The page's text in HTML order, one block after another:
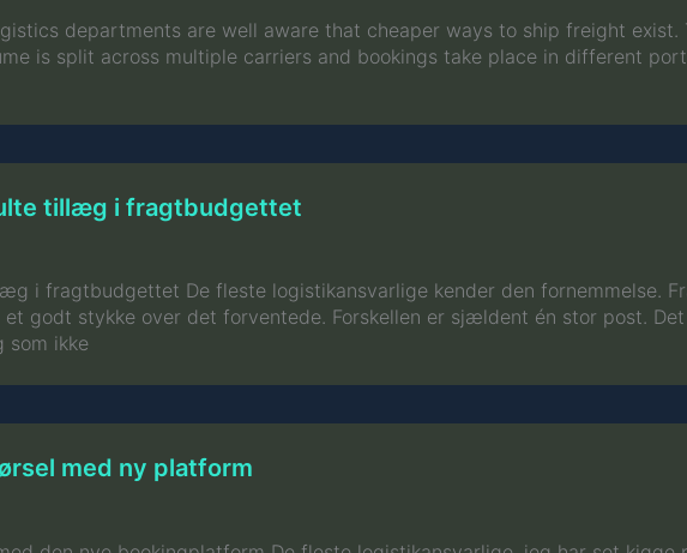
departments are well aware that cheaper ways to ship freight
is split across multiple carriers and bookings take place in different
tillæg i fragtbudgettet
i fragtbudgettet De fleste logistikansvarlige kender den fornemmelse.
godt stykke over det forventede. Forskellen er sjældent én stor post.
som ikke
med ny platform